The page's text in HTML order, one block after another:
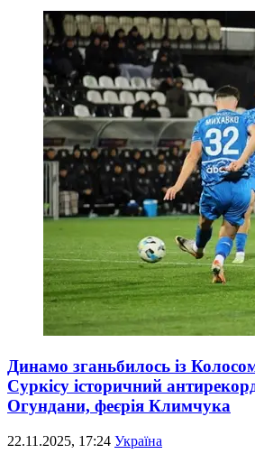
Динамо зганьбилось із
Суркісу історичний
Огундани, феєрія Климчука
22.11.2025, 17:24 Україна